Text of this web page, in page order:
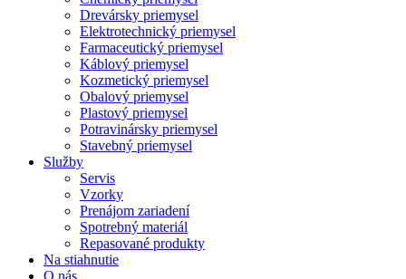
Drevársky priemysel
Elektrotechnický priemysel
Farmaceutický priemysel
Káblový priemysel
Kozmetický priemysel
Obalový priemysel
Plastový priemysel
Potravinársky priemysel
Stavebný priemysel
Služby
Servis
Vzorky
Prenájom zariadení
Spotrebný materiál
Repasované produkty
Na stiahnutie